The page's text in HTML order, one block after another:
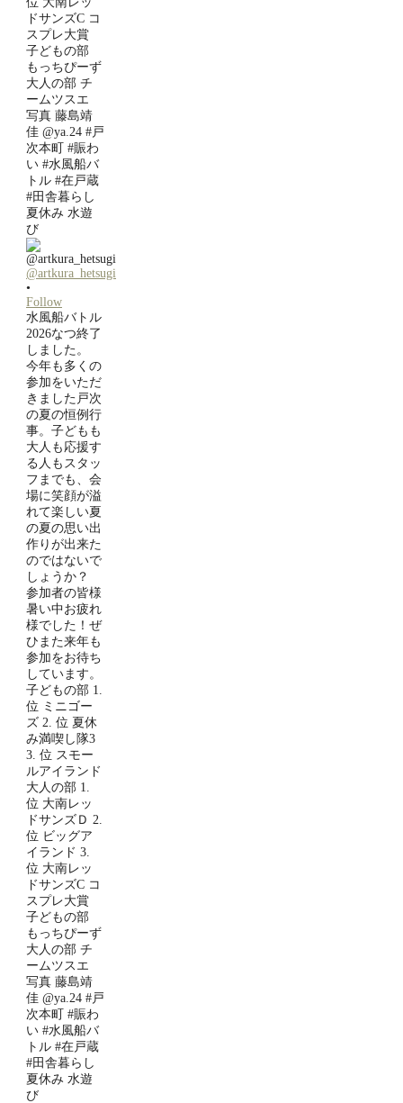
@artkura_hetsugi
•
Follow
水風船バトル
2026なつ終了
しました。
今年も多くの
参加をいただ
きました戸次
の夏の恒例行
事。子どもも
大人も応援す
る人もスタッ
フまでも、会
場に笑顔が溢
れて楽しい夏
の夏の思い出
作りが出来た
のではないで
しょうか？
参加者の皆様
暑い中お疲れ
様でした！ぜ
ひまた来年も
参加をお待ち
しています。
子どもの部 1.
位 ミニゴー
ズ 2. 位 夏休
み満喫し隊3
3. 位 スモー
ルアイランド
大人の部 1.
位 大南レッ
ドサンズＤ 2.
位 ビッグア
イランド 3.
位 大南レッ
ドサンズC コ
スプレ大賞
子どもの部
もっちぴーず
大人の部 チ
ームツスエ
写真 藤島靖
佳 @ya.24 #戸
次本町 #賑わ
い #水風船バ
トル #在戸蔵
#田舎暮らし
夏休み 水遊
び